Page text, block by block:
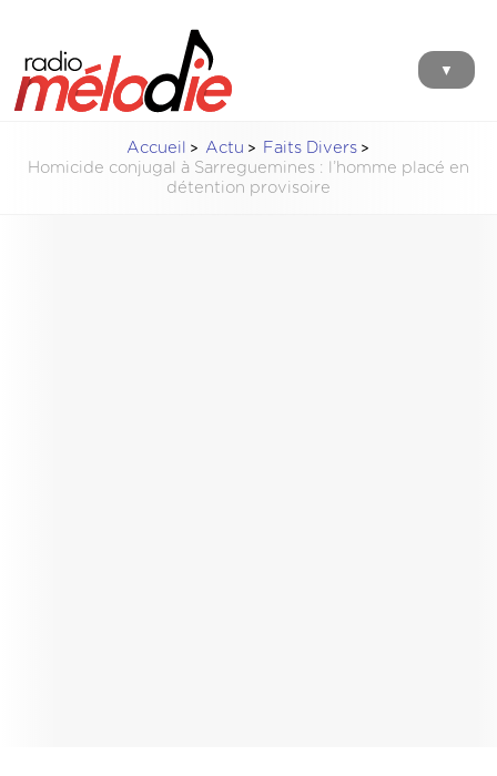
▼
Accueil Actu
Faits Divers
Homicide conjugal à Sarreguemines : l’homme placé en
détention provisoire